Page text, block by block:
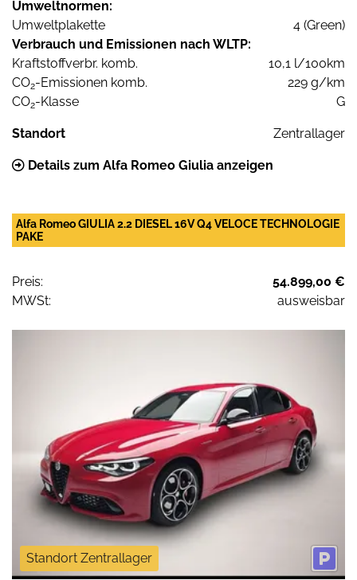
Umweltnormen:
Umweltplakette
4 (Green)
Verbrauch und Emissionen nach WLTP:
Kraftstoffverbr. komb.
10,1 l/100km
CO2-Emissionen komb.
229 g/km
CO2-Klasse G
Standort Zentrallager
Details zum Alfa Romeo Giulia anzeigen
Alfa Romeo GIULIA 2.2 DIESEL 16V Q4 VELOCE TECHNOLOGIE
PAKE
Preis:
54.899,00 €
MWSt:
ausweisbar
Standort Zentrallager